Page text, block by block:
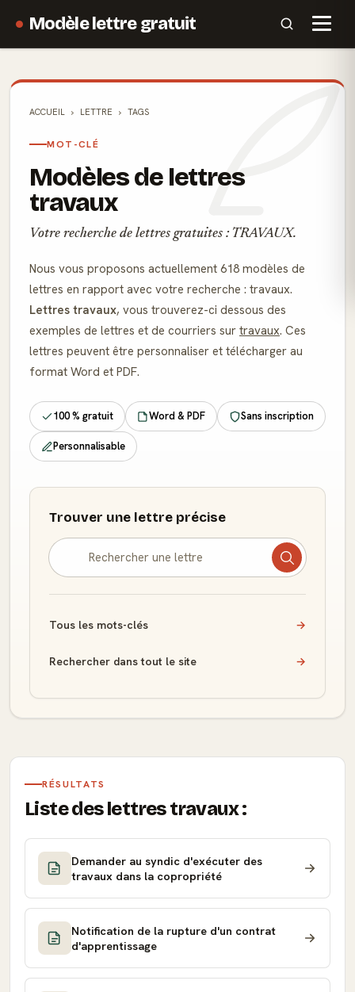
Modèle lettre gratuit
ACCUEIL LETTRE TAGS
MOT-CLÉ
Modèles de lettres
travaux
Votre recherche de lettres gratuites : TRAVAUX.
Nous vous proposons actuellement 618 modèles de
lettres en rapport avec votre recherche : travaux.
Lettres travaux, vous trouverez-ci dessous des
exemples de lettres et de courriers sur travaux. Ces
lettres peuvent être personnaliser et télécharger au
format Word et PDF.
100 % gratuit Word & PDF Sans inscription
Personnalisable
Trouver une lettre précise
Tous les mots-clés →
Rechercher dans tout le site →
RÉSULTATS
Liste des lettres travaux :
Demander au syndic d'exécuter des
travaux dans la copropriété
Notification de la rupture d'un contrat
d'apprentissage